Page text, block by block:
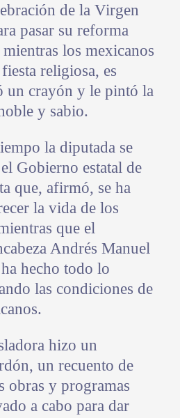
de la Virgen
pasar su reforma
los mexicanos
religiosa, es
un crayón y le pintó la
y sabio.
la diputada se
Gobierno estatal de
que, afirmó, se ha
la vida de los
que el
Andrés Manuel
hecho todo lo
las condiciones de
hizo un
un recuento de
obras y programas
a cabo para dar